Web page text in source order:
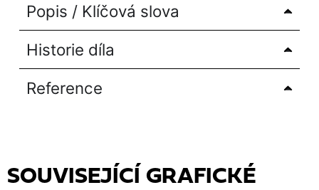
Popis / Klíčová slova
Historie díla
Reference
SOUVISEJÍCÍ GRAFICKÉ